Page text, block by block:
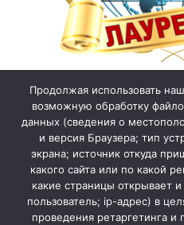
Продолжая использовать
возможную обработку
данных (сведения о
и версия Браузера; тип
экрана; источник откуда
какого сайта или по какой
какие страницы открывает
пользователь; ip-адрес) в
проведения ретаргетинга и